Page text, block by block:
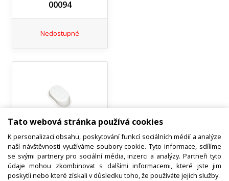
Tato webová stránka používá cookies
K personalizaci obsahu, poskytování funkcí sociálních médií a analýze
naší návštěvnosti využíváme soubory cookie. Tyto informace, sdílíme
se svými partnery pro sociální média, inzerci a analýzy. Partneři tyto
údaje mohou zkombinovat s dalšími informacemi, které jste jim
poskytli nebo které získali v důsledku toho, že používáte jejich služby.
00094
Nedostupné
N00100545300
Tlačítko malé šedé,
konvice Eta 0182
00121